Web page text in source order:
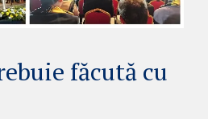
făcută cu